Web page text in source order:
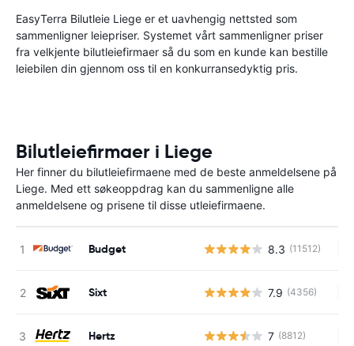
EasyTerra Bilutleie Liege er et uavhengig nettsted som
sammenligner leiepriser. Systemet vårt sammenligner priser
fra velkjente bilutleiefirmaer så du som en kunde kan bestille
leiebilen din gjennom oss til en konkurransedyktig pris.
Bilutleiefirmaer i Liege
Her finner du bilutleiefirmaene med de beste anmeldelsene på
Liege. Med ett søkeoppdrag kan du sammenligne alle
anmeldelsene og prisene til disse utleiefirmaene.
Budget 8.3 (11512)
Sixt 7.9 (4356)
Hertz 7 (8812)